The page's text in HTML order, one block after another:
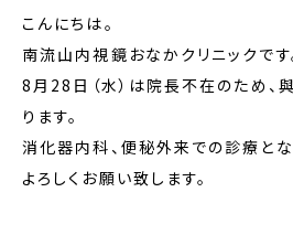
こんにちは。
南流山内視鏡おなかクリニックです
8月28日（水）は院長不在のため、
ります。
消化器内科、便秘外来での診療とな
よろしくお願い致します。